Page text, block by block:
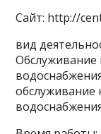
Сайт: http://
вид
Обслуживание
обслуживание